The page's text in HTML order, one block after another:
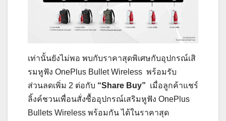
เท่านั้นยังไม่พอ พบกับราคาสุดพิเศษกับอุปกรณ์เสิ
รมหูฟัง OnePlus Bullet Wireless พร้อมรับ
ส่วนลดเพิ่ม 2 ต่อกับ “Share Buy” เมื่อลูกค้าแชร์
ลิ้งค์ชวนเพื่อนสั่งซื้ออุปกรณ์เสริมหูฟัง OnePlus
Bullets Wireless พร้อมกัน ได้ในราคาสุด